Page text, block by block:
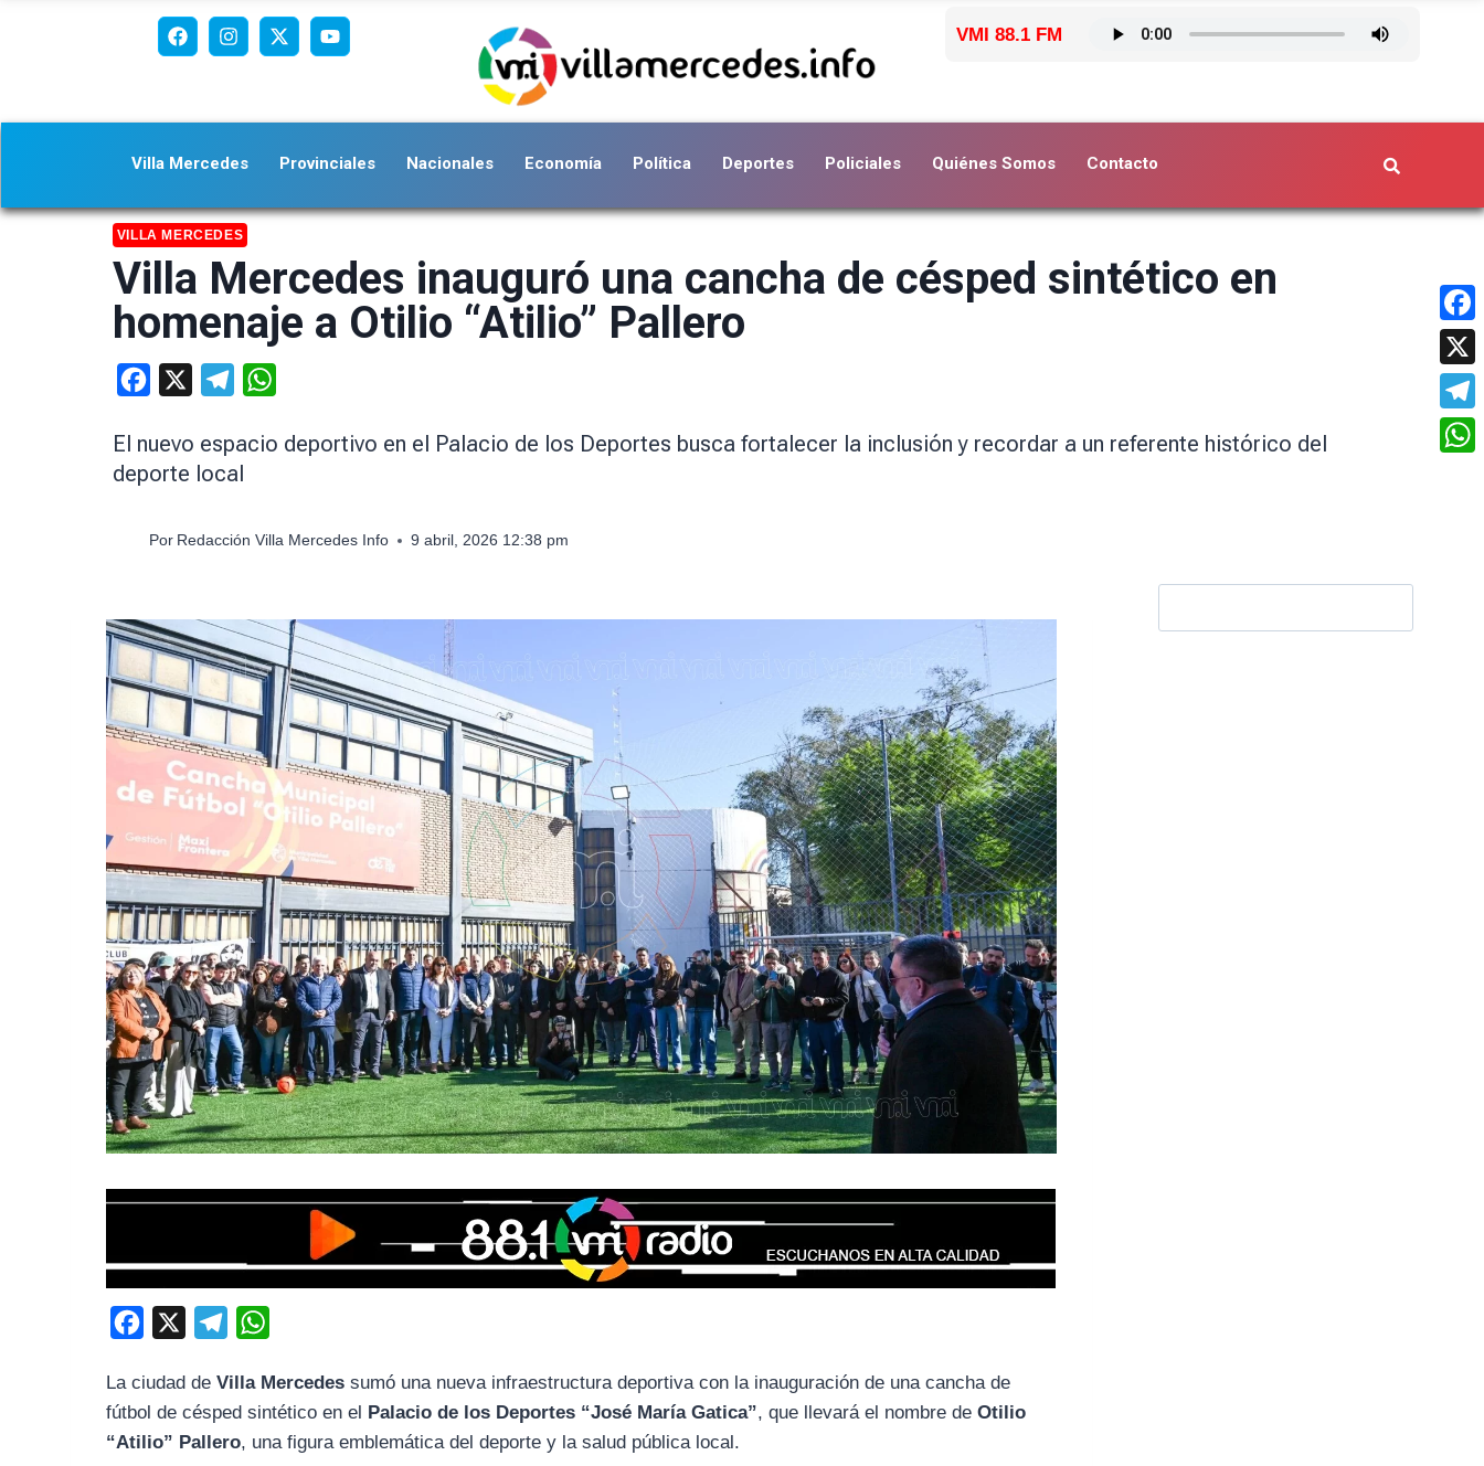
VMI 88.1 FM
Villa Mercedes Provinciales Nacionales Economía Política Deportes Policiales Quiénes Somos Contacto
VILLA MERCEDES
Villa Mercedes inauguró una cancha de césped sintético en
homenaje a Otilio “Atilio” Pallero
Facebook Telegram
El nuevo espacio deportivo en el Palacio de los Deportes busca fortalecer la inclusión y recordar a un referente histórico del
deporte local
Por Redacción Villa Mercedes Info 9 abril, 2026 12:38 pm
c
e
b
l
e
g
a
t
s
La ciudad deVilla Mercedes sumó una nueva infraestructura deportiva con la inauguración de una cancha de
fútbol de césped sintético en el
Palacio de los Deportes “José María Gatica”, que llevará el nombre deOtilio
“Atilio” Pallero, una figura emblemática del deporte y la salud pública local.
X